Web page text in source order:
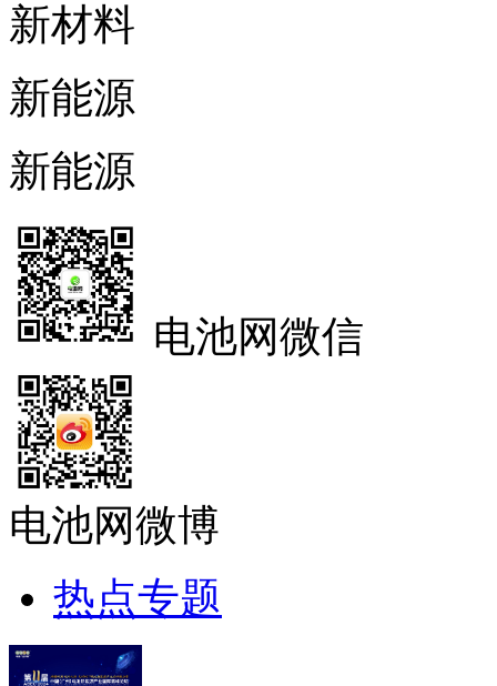
新材料
新能源
新能源
电池网微信
电池网微博
热点专题